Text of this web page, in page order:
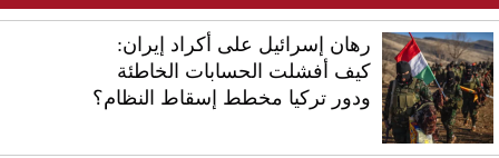
رهان إسرائيل على أكراد إيران:
كيف أفشلت الحسابات الخاطئة
ودور تركيا مخطط إسقاط النظام؟